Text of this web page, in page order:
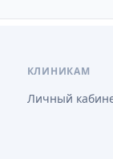
КЛИНИКАМ
Личный